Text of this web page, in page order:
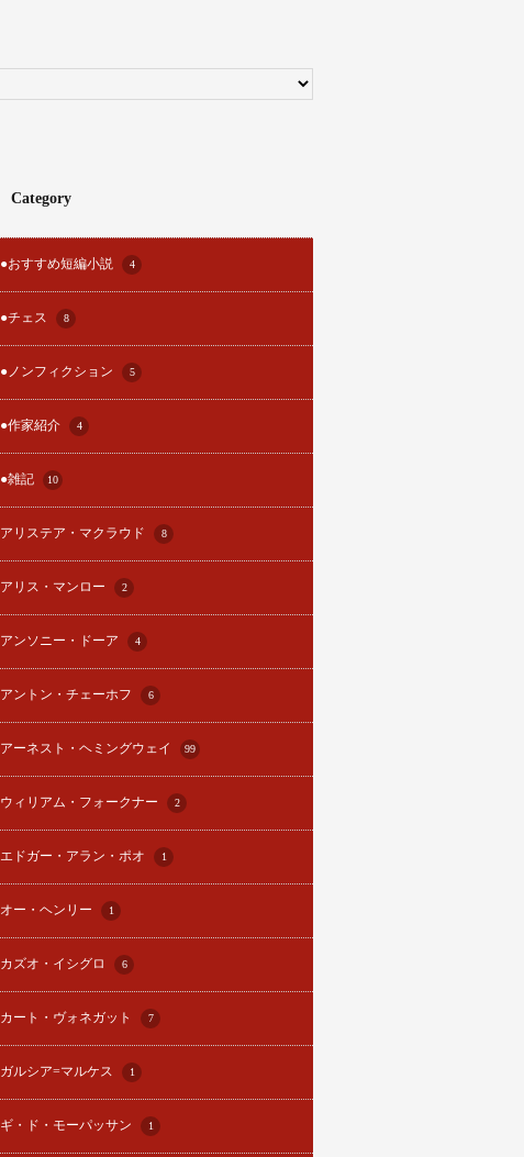
Category
●おすすめ短編小説 4
●チェス 8
●ノンフィクション 5
●作家紹介 4
●雑記 10
アリステア・マクラウド 8
アリス・マンロー 2
アンソニー・ドーア 4
アントン・チェーホフ 6
アーネスト・ヘミングウェイ 99
ウィリアム・フォークナー 2
エドガー・アラン・ポオ 1
オー・ヘンリー 1
カズオ・イシグロ 6
カート・ヴォネガット 7
ガルシア=マルケス 1
ギ・ド・モーパッサン 1